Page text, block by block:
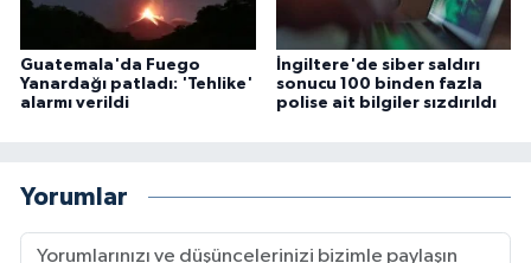
Guatemala'da Fuego
Yanardağı patladı: 'Tehlike'
alarmı verildi
İngiltere'de siber saldırı
sonucu 100 binden fazla
polise ait bilgiler sızdırıldı
Yorumlar